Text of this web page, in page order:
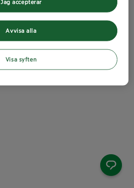
Avvisa alla
Jag accepterar
Visa syften